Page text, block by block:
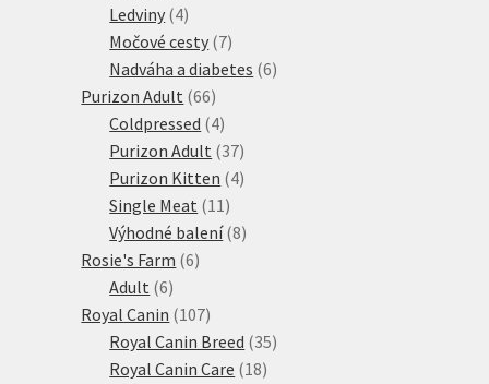
produkty
Ledviny 44
produkty
Močové cesty 77
produktů
Nadváha a diabetes 66
Purizon Adult 6666
produktů
Coldpressed 44
produkty
Purizon Adult 3737
produktů
Purizon Kitten 44
Single Meat 11 11
produktů
Výhodné balení 88
Rosie's Farm 66
Adult 66
produktů
Royal Canin 107107
produktů
Royal Canin Breed 3535
Royal Canin Care 1818